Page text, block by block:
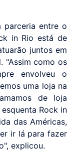
parceria entre o
in Rio está de
juntos em
"Assim como os
envolveu o
uma loja na
de loja
Rock in
das Américas,
ir lá para fazer
explicou.